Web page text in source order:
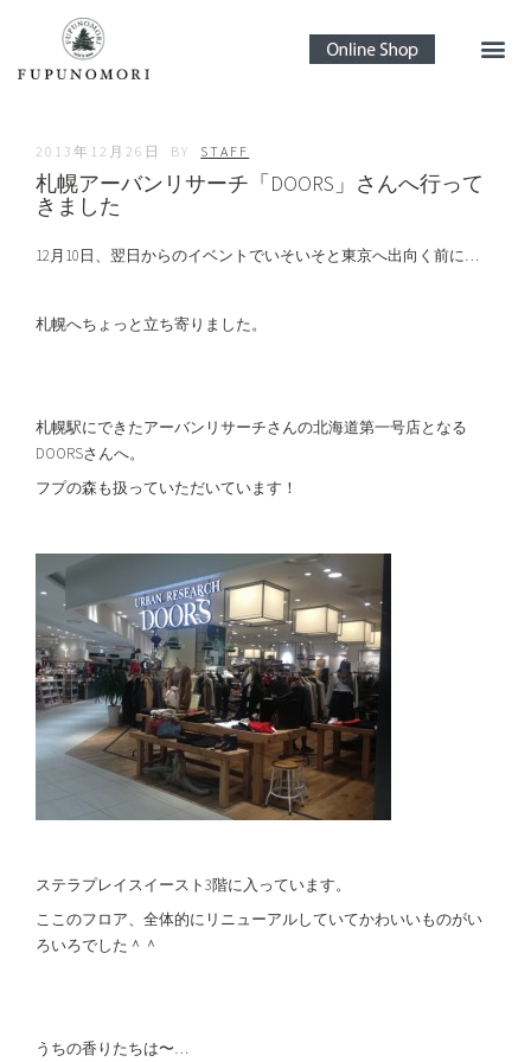
2013年12月26日 BY STAFF
札幌アーバンリサーチ「DOORS」さんへ行って
きました
12月10日、翌日からのイベントでいそいそと東京へ出向く前に…
札幌へちょっと立ち寄りました。
札幌駅にできたアーバンリサーチさんの北海道第一号店となる
DOORSさんへ。
フプの森も扱っていただいています！
ステラプレイスイースト3階に入っています。
ここのフロア、全体的にリニューアルしていてかわいいものがい
ろいろでした＾＾
うちの香りたちは〜…